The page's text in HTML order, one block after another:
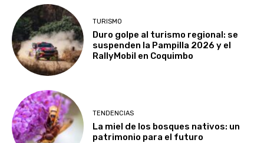
TURISMO
Duro golpe al turismo regional: se
suspenden la Pampilla 2026 y el
RallyMobil en Coquimbo
TENDENCIAS
La miel de los bosques nativos: un
patrimonio para el futuro